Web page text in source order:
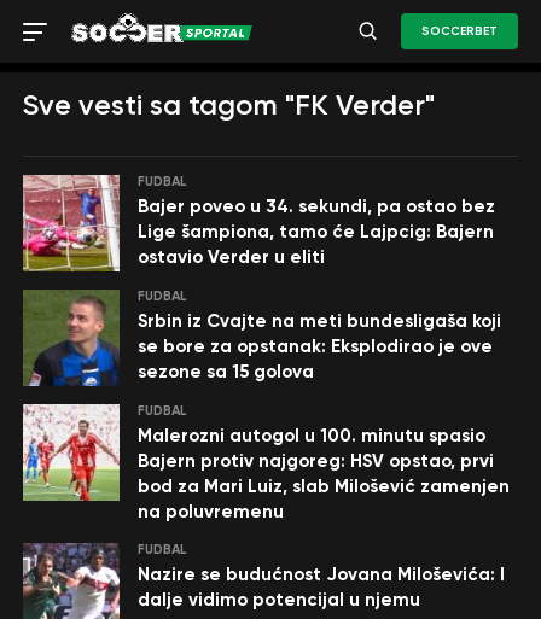
SOCCERBET
Sve vesti sa tagom "FK Verder"
FUDBAL
Bajer poveo u 34. sekundi, pa ostao bez
Lige šampiona, tamo će Lajpcig: Bajern
ostavio Verder u eliti
FUDBAL
Srbin iz Cvajte na meti bundesligaša koji
se bore za opstanak: Eksplodirao je ove
sezone sa 15 golova
FUDBAL
Malerozni autogol u 100. minutu spasio
Bajern protiv najgoreg: HSV opstao, prvi
bod za Mari Luiz, slab Milošević zamenjen
na poluvremenu
FUDBAL
Nazire se budućnost Jovana Miloševića: I
dalje vidimo potencijal u njemu